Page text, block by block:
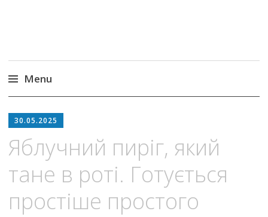
Menu
to
content
30.05.2025
Яблучний пиріг, який
тане в роті. Готується
простіше простого